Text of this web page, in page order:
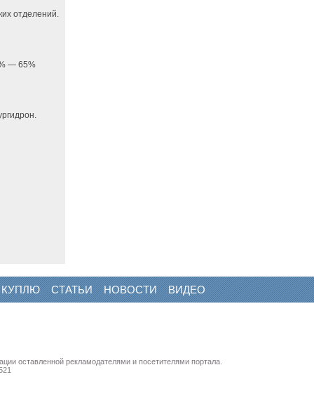
отделений.
— 65%
КУПЛЮ СТАТЬИ НОВОСТИ ВИДЕО
оставленной рекламодателями и посетителями портала.